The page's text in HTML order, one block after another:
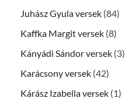
Juhász Gyula versek (84)
Kaffka Margit versek (8)
Kányádi Sándor versek (3)
Karácsony versek (42)
Kárász Izabella versek (1)